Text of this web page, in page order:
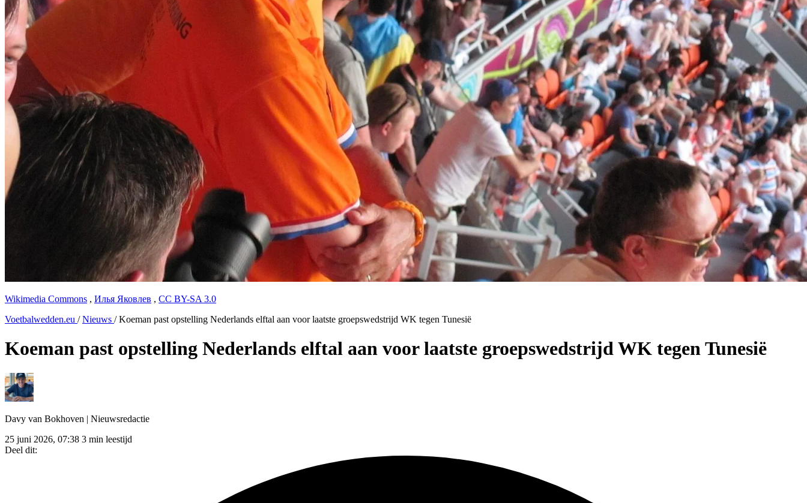
Wikimedia Commons , Илья Яковлев , CC BY-SA 3.0
Voetbalwedden.eu / Nieuws / Koeman past opstelling Nederlands elftal aan voor laatste groepswedstrijd WK tegen Tunesië
Koeman past opstelling Nederlands elftal aan voor laatste groepswedstrijd WK tegen Tunesië
Davy van Bokhoven | Nieuwsredactie
25 juni 2026, 07:38 3 min leestijd
Deel dit: